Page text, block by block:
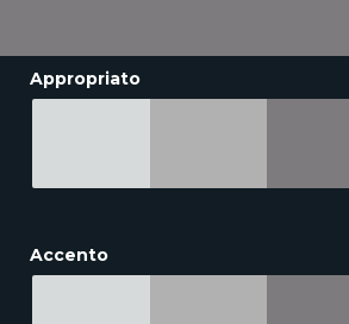
Appropriato
Accento